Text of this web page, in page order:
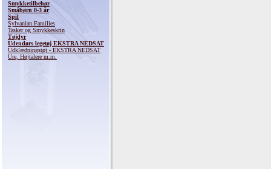
Smykketilbehør
Småbørn 0-3 år
Spil
Sylvanian Families
Tasker og Smykkeskrin
Tøjdyr
Udendørs legetøj EKSTRA NEDSAT
Udklædningstøj - EKSTRA NEDSAT
Ure, Højtalere m.m.